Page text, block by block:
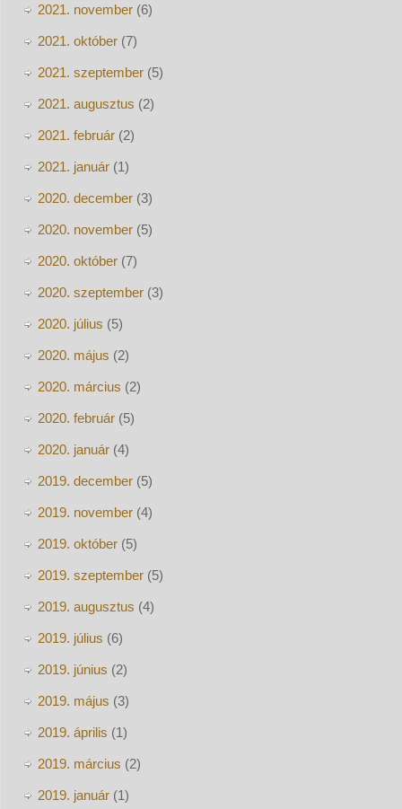
2021. november(6)
2021. október(7)
2021. szeptember(5)
2021. augusztus (2)
2021. február(2)
2021. január(1)
2020. december(3)
2020. november(5)
2020. október(7)
2020. szeptember(3)
2020. július (5)
2020. május (2)
2020. március (2)
2020. február(5)
2020. január(4)
2019. december(5)
2019. november(4)
2019. október(5)
2019. szeptember(5)
2019. augusztus (4)
2019. július (6)
2019. június (2)
2019. május (3)
2019. április (1)
2019. március (2)
2019. január(1)